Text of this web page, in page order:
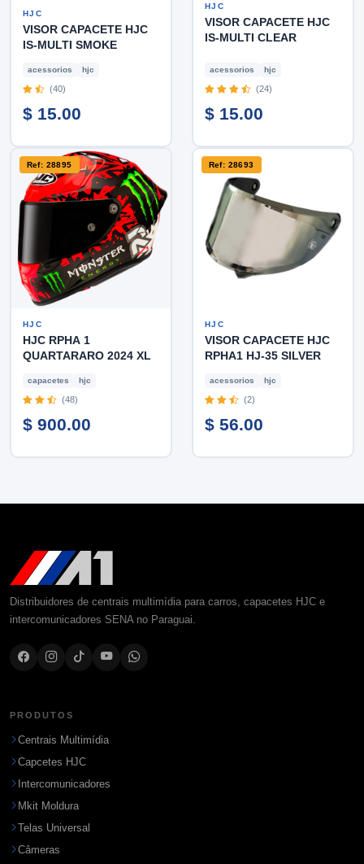
HJC
VISOR CAPACETE HJC
IS-MULTI SMOKE
acessorios hjc
(40)
$ 15.00
HJC
VISOR CAPACETE HJC
IS-MULTI CLEAR
acessorios hjc
(24)
$ 15.00
Ref: 28895
HJC
HJC RPHA 1
QUARTARARO 2024 XL
capacetes hjc
(48)
$ 900.00
Ref: 28693
HJC
VISOR CAPACETE HJC
RPHA1 HJ-35 SILVER
acessorios hjc
(2)
$ 56.00
Distribuidores de centrais multimídia para carros, capacetes HJC e
intercomunicadores SENA no Paraguai.
PRODUTOS
Centrais Multimídia
Capcetes HJC
Intercomunicadores
Mkit Moldura
Telas Universal
Câmeras